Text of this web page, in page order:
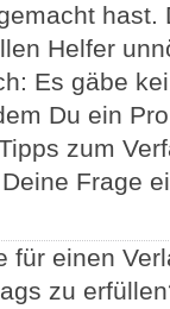
hast.
Helfer
Es gäbe
Du ein
zum
Frage
für einen
zu